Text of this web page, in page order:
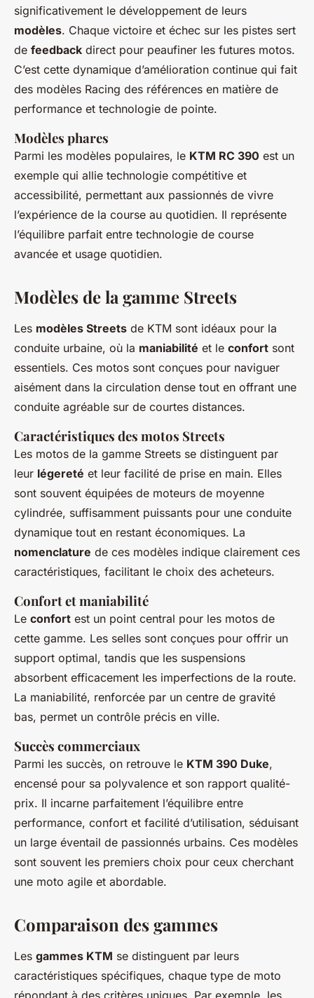
significativement le développement de leurs
modèles. Chaque victoire et échec sur les pistes sert
de feedback direct pour peaufiner les futures motos.
C’est cette dynamique d’amélioration continue qui fait
des modèles Racing des références en matière de
performance et technologie de pointe.
Modèles phares
Parmi les modèles populaires, le KTM RC 390 est un
exemple qui allie technologie compétitive et
accessibilité, permettant aux passionnés de vivre
l’expérience de la course au quotidien. Il représente
l’équilibre parfait entre technologie de course
avancée et usage quotidien.
Modèles de la gamme Streets
Les modèles Streets de KTM sont idéaux pour la
conduite urbaine, où la maniabilité et le confort sont
essentiels. Ces motos sont conçues pour naviguer
aisément dans la circulation dense tout en offrant une
conduite agréable sur de courtes distances.
Caractéristiques des motos Streets
Les motos de la gamme Streets se distinguent par
leur légereté et leur facilité de prise en main. Elles
sont souvent équipées de moteurs de moyenne
cylindrée, suffisamment puissants pour une conduite
dynamique tout en restant économiques. La
nomenclature de ces modèles indique clairement ces
caractéristiques, facilitant le choix des acheteurs.
Confort et maniabilité
Le confort est un point central pour les motos de
cette gamme. Les selles sont conçues pour offrir un
support optimal, tandis que les suspensions
absorbent efficacement les imperfections de la route.
La maniabilité, renforcée par un centre de gravité
bas, permet un contrôle précis en ville.
Succès commerciaux
Parmi les succès, on retrouve le KTM 390 Duke,
encensé pour sa polyvalence et son rapport qualité-
prix. Il incarne parfaitement l’équilibre entre
performance, confort et facilité d’utilisation, séduisant
un large éventail de passionnés urbains. Ces modèles
sont souvent les premiers choix pour ceux cherchant
une moto agile et abordable.
Comparaison des gammes
Les gammes KTM se distinguent par leurs
caractéristiques spécifiques, chaque type de moto
répondant à des critères uniques. Par exemple, les